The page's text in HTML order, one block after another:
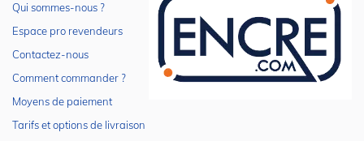
Qui sommes-nous ?
Espace pro revendeurs
Contactez-nous
Comment commander ?
Moyens de paiement
Tarifs et options de livraison